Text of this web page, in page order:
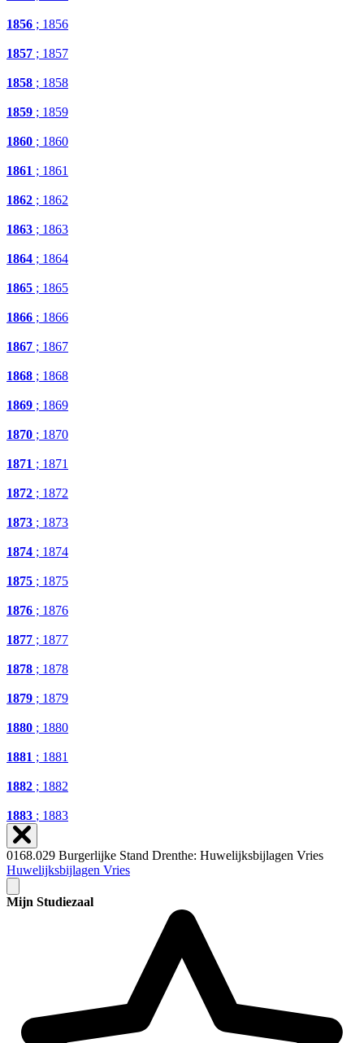
1856 ; 1856
1857 ; 1857
1858 ; 1858
1859 ; 1859
1860 ; 1860
1861 ; 1861
1862 ; 1862
1863 ; 1863
1864 ; 1864
1865 ; 1865
1866 ; 1866
1867 ; 1867
1868 ; 1868
1869 ; 1869
1870 ; 1870
1871 ; 1871
1872 ; 1872
1873 ; 1873
1874 ; 1874
1875 ; 1875
1876 ; 1876
1877 ; 1877
1878 ; 1878
1879 ; 1879
1880 ; 1880
1881 ; 1881
1882 ; 1882
1883 ; 1883
0168.029 Burgerlijke Stand Drenthe: Huwelijksbijlagen Vries
Huwelijksbijlagen Vries
Mijn Studiezaal